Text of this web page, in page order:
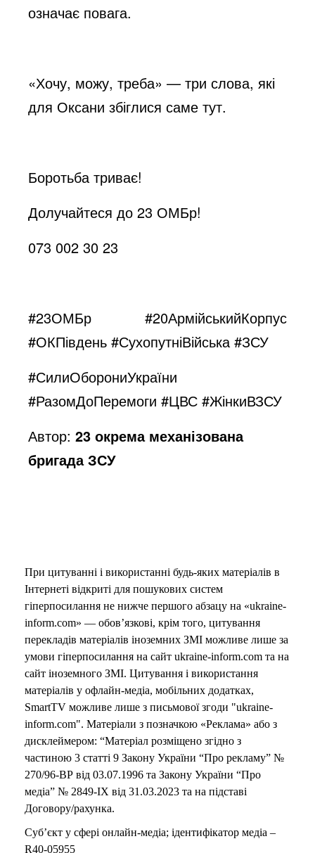
означає повага.
«Хочу, можу, треба» — три слова, які
для Оксани збіглися саме тут.
Боротьба триває!
Долучайтеся до 23 ОМБр!
073 002 30 23
#23ОМБр #20АрмійськийКорпус
#ОКПівдень #СухопутніВійська #ЗСУ
#СилиОборониУкраїни
#РазомДоПеремоги #ЦВС #ЖінкиВЗСУ
Автор:23 окрема механізована
бригада ЗСУ
При цитуванні і використанні будь-яких матеріалів в
Інтернеті відкриті для пошукових систем
гіперпосилання не нижче першого абзацу на «ukraine-
inform.com» — обов’язкові, крім того, цитування
перекладів матеріалів іноземних ЗМІ можливе лише за
умови гіперпосилання на сайт ukraine-inform.com та на
сайт іноземного ЗМІ. Цитування і використання
матеріалів у офлайн-медіа, мобільних додатках,
SmartTV можливе лише з письмової згоди "ukraine-
inform.com". Матеріали з позначкою «Реклама» або з
дисклеймером: “Матеріал розміщено згідно з
частиною 3 статті 9 Закону України “Про рекламу” №
270/96-ВР від 03.07.1996 та Закону України “Про
медіа” № 2849-IX від 31.03.2023 та на підставі
Договору/рахунка.
Суб’єкт у сфері онлайн-медіа; ідентифікатор медіа –
R40-05955